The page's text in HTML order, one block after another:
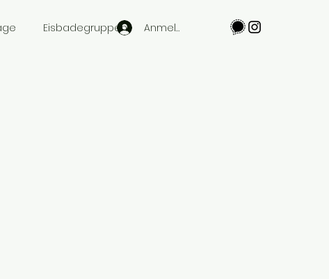
Anmelden
Eisbadegruppen